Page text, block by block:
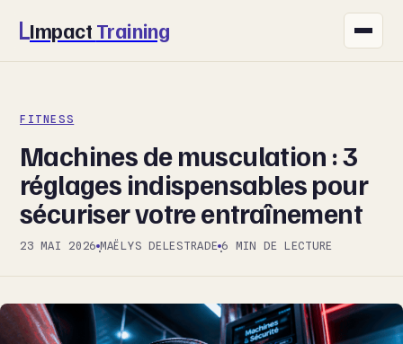
Impact Training
NUTRITION
SANTÉ
SPORT
FITNESS
Machines de musculation : 3
réglages indispensables pour
sécuriser votre entraînement
23 MAI 2026·MAËLYS DELESTRADE·6 MIN DE LECTURE